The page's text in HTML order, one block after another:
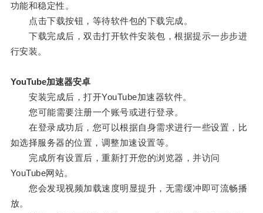
功能和稳定性。
点击下载按钮，等待软件包的下载完成。
下载完成后，双击打开软件安装包，根据提示一步步进
行安装。
YouTube加速器安卓
安装完成后，打开YouTube加速器软件。
您可能需要注册一个账号或进行登录。
在登录成功后，您可以根据自身需求进行一些设置，比
如选择服务器的位置，调整加速设置等。
完成所有设置后，重新打开您的浏览器，并访问
YouTube网站。
您会发现视频加载速度明显提升，无需缓冲即可流畅播
放。